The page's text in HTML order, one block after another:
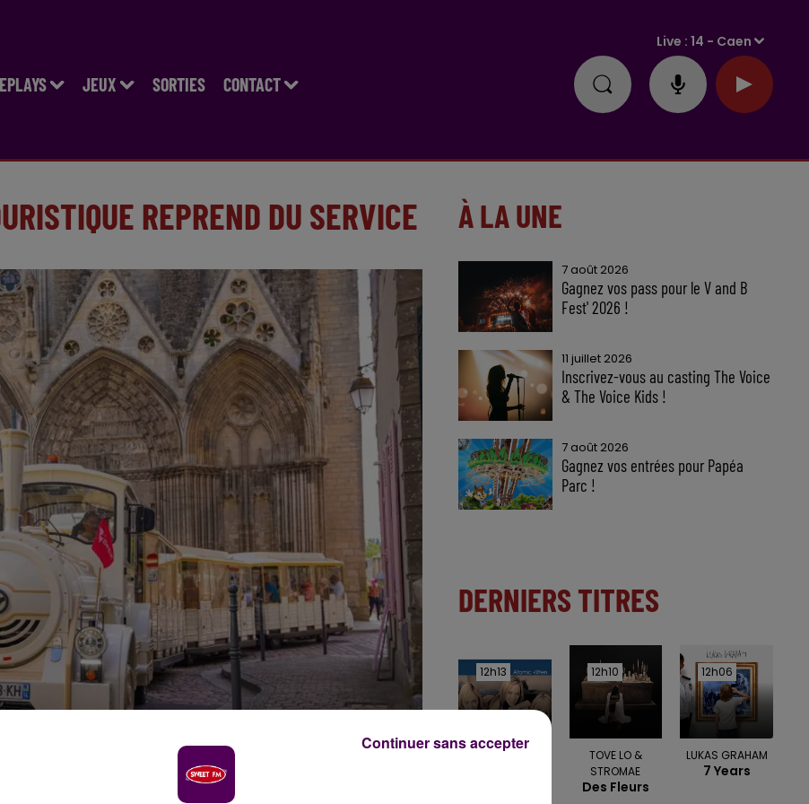
JEUX SORTIES CONTACT
Live :14 - Caen
REPREND DU SERVICE À LA UNE
7 août 2026
Gagnez vos pass pour le V and B
Fest' 2026 !
11 juillet 2026
Inscrivez-vous au casting The Voice
& The Voice Kids !
7 août 2026
Gagnez vos entrées pour Papéa
Parc !
DERNIERS TITRES
12h13
12h13
ATOMIC KITTEN
12h10
12h10
TOVE LO &
STROMAE
Des Fleurs
12h06
12h06
LUKAS GRAHAM
7 Years
Continuer sans accepter